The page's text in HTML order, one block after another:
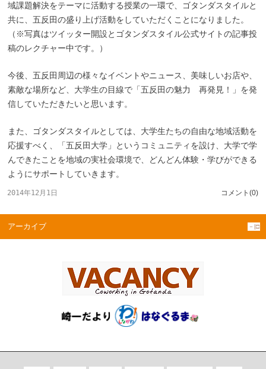
域課題解決をテーマに活動する授業の一環で、ゴタンダスタイルと
共に、五反田の盛り上げ活動をしていただくことになりました。
（※写真はツイッター開設とゴタンダスタイル公式サイトの記事投
稿のレクチャー中です。）
今後、五反田周辺の様々なイベントやニュース、美味しいお店や、
素敵な場所など、大学生の目線で「五反田の魅力 再発見！」を発
信していただきたいと思います。
また、ゴタンダスタイルとしては、大学生たちの自由な地域活動を
応援すべく、「五反田大学」というコミュニティを設け、大学で学
んできたことを地域の実社会環境で、どんどん体験・学びができる
ようにサポートしていきます。
2014年12月1日 コメント(0)
アーカイブ －|□